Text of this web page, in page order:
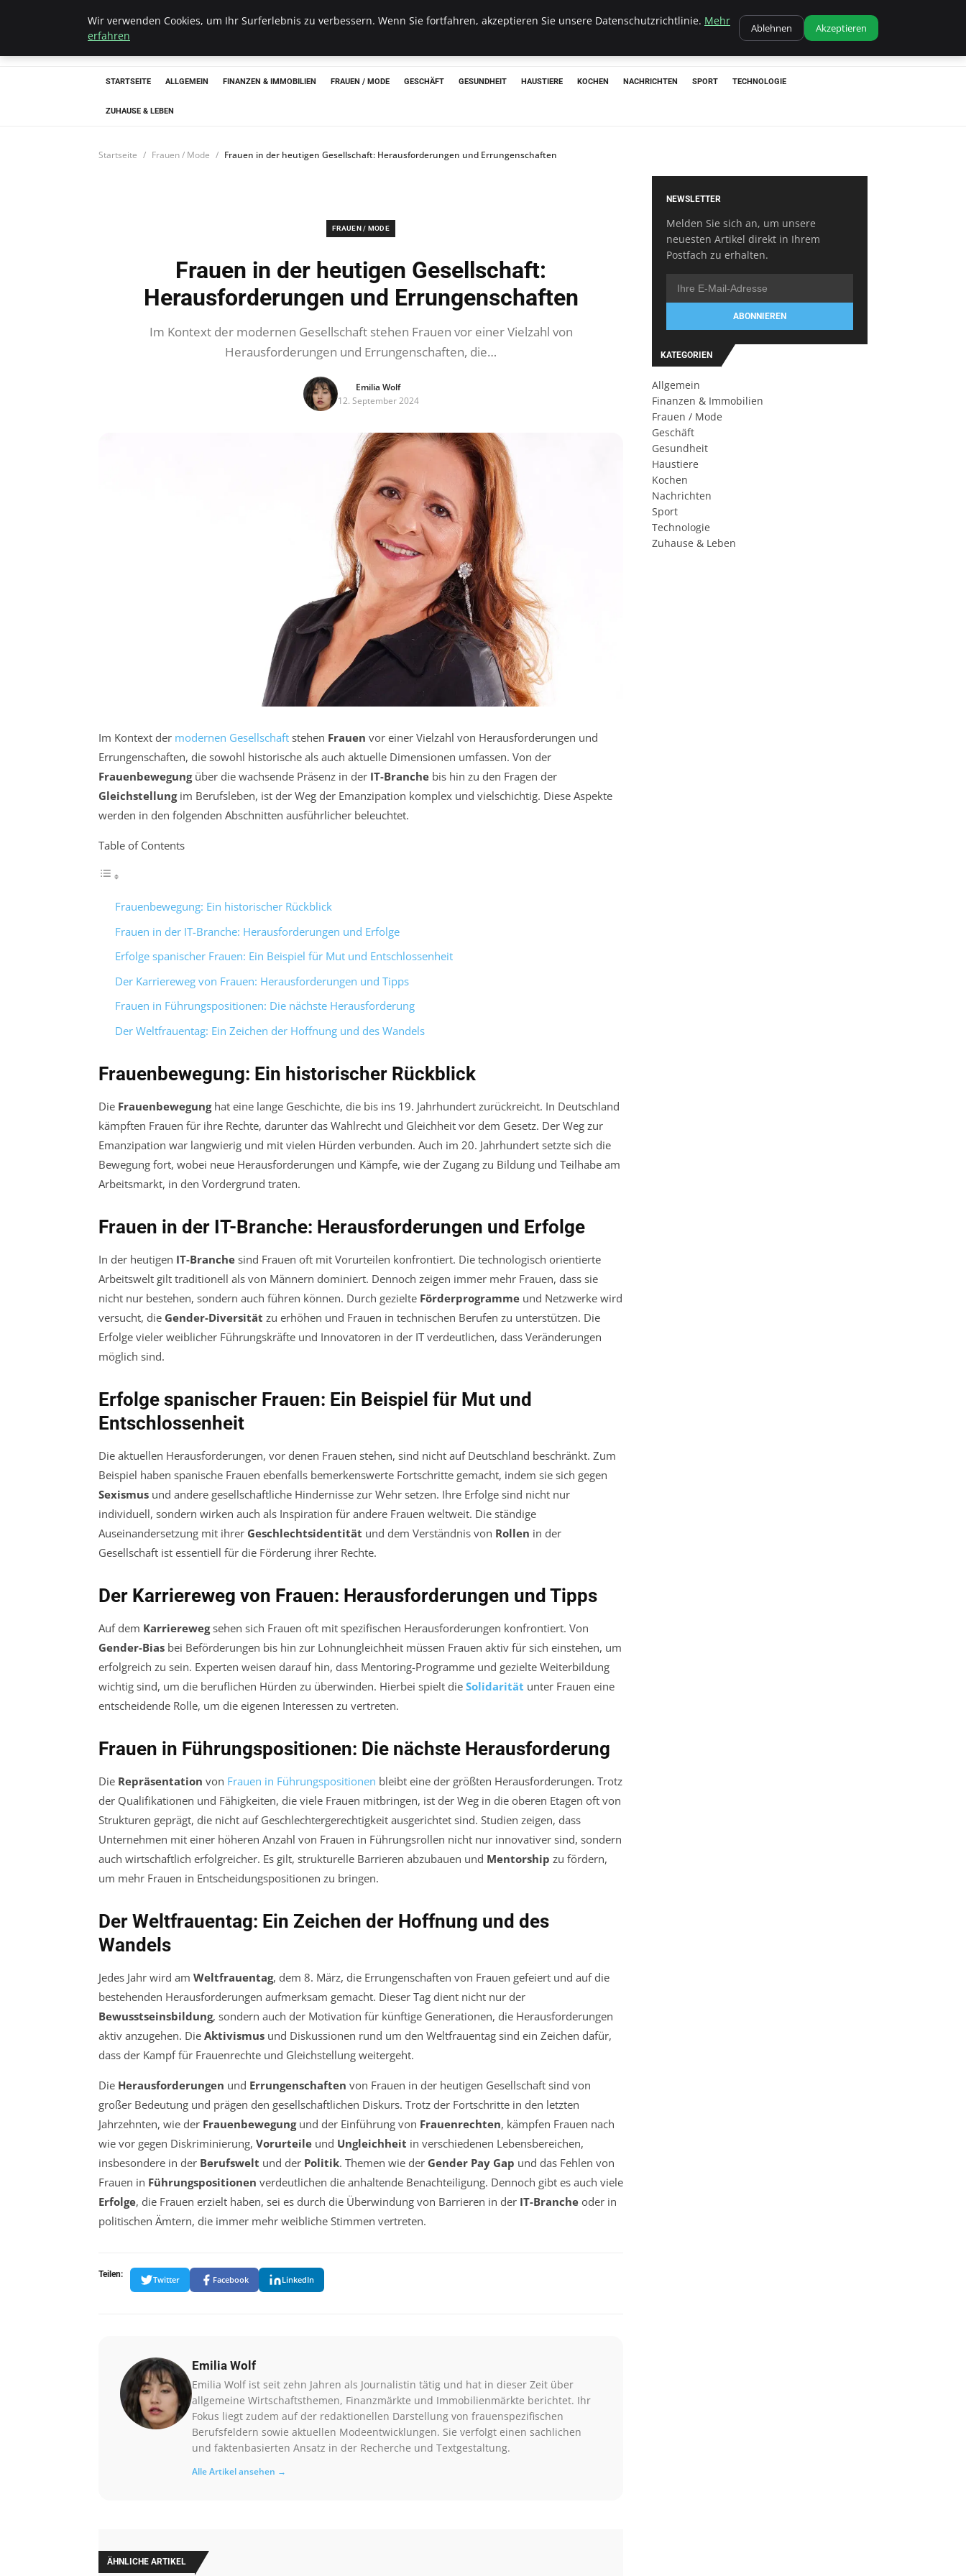
Bistro Grammophon
STARTSEITE ALLGEMEIN FINANZEN & IMMOBILIEN FRAUEN / MODE GESCHÄFT GESUNDHEIT HAUSTIERE KOCHEN NACHRICHTEN SPORT TECHNOLOGIE
ZUHAUSE & LEBEN
Startseite Frauen / Mode Frauen in der heutigen Gesellschaft: Herausforderungen und Errungenschaften
FRAUEN / MODE
Frauen in der heutigen Gesellschaft:
Herausforderungen und Errungenschaften
Im Kontext der modernen Gesellschaft stehen Frauen vor einer Vielzahl von
Herausforderungen und Errungenschaften, die…
Emilia Wolf
12. September 2024
Im Kontext der modernen Gesellschaft stehen Frauen vor einer Vielzahl von Herausforderungen und
Errungenschaften, die sowohl historische als auch aktuelle Dimensionen umfassen. Von der
Frauenbewegungüber die wachsende Präsenz in der IT-Branche bis hin zu den Fragen der
Gleichstellungim Berufsleben, ist der Weg der Emanzipation komplex und vielschichtig. Diese Aspekte
werden in den folgenden Abschnitten ausführlicher beleuchtet.
Table of Contents
Frauenbewegung: Ein historischer Rückblick
Frauen in der IT-Branche: Herausforderungen und Erfolge
Erfolge spanischer Frauen: Ein Beispiel für Mut und Entschlossenheit
Der Karriereweg von Frauen: Herausforderungen und Tipps
Frauen in Führungspositionen: Die nächste Herausforderung
Der Weltfrauentag: Ein Zeichen der Hoffnung und des Wandels
Frauenbewegung: Ein historischer Rückblick
Die Frauenbewegunghat eine lange Geschichte, die bis ins 19. Jahrhundert zurückreicht. In Deutschland
kämpften Frauen für ihre Rechte, darunter das Wahlrecht und Gleichheit vor dem Gesetz. Der Weg zur
Emanzipation war langwierig und mit vielen Hürden verbunden. Auch im 20. Jahrhundert setzte sich die
Bewegung fort, wobei neue Herausforderungen und Kämpfe, wie der Zugang zu Bildung und Teilhabe am
Arbeitsmarkt, in den Vordergrund traten.
Frauen in der IT-Branche: Herausforderungen und Erfolge
In der heutigen IT-Branche sind Frauen oft mit Vorurteilen konfrontiert. Die technologisch orientierte
Arbeitswelt gilt traditionell als von Männern dominiert. Dennoch zeigen immer mehr Frauen, dass sie
nicht nur bestehen, sondern auch führen können. Durch gezielte Förderprogramme und Netzwerke wird
versucht, die Gender-Diversität zu erhöhen und Frauen in technischen Berufen zu unterstützen. Die
Erfolge vieler weiblicher Führungskräfte und Innovatoren in der IT verdeutlichen, dass Veränderungen
möglich sind.
Erfolge spanischer Frauen: Ein Beispiel für Mut und
Entschlossenheit
Die aktuellen Herausforderungen, vor denen Frauen stehen, sind nicht auf Deutschland beschränkt. Zum
Beispiel haben spanische Frauen ebenfalls bemerkenswerte Fortschritte gemacht, indem sie sich gegen
Sexismus und andere gesellschaftliche Hindernisse zur Wehr setzen. Ihre Erfolge sind nicht nur
individuell, sondern wirken auch als Inspiration für andere Frauen weltweit. Die ständige
Auseinandersetzung mit ihrer Geschlechtsidentität und dem Verständnis von Rollen in der
Gesellschaft ist essentiell für die Förderung ihrer Rechte.
Der Karriereweg von Frauen: Herausforderungen und Tipps
Auf dem Karrierewegsehen sich Frauen oft mit spezifischen Herausforderungen konfrontiert. Von
Gender-Bias bei Beförderungen bis hin zur Lohnungleichheit müssen Frauen aktiv für sich einstehen, um
erfolgreich zu sein. Experten weisen darauf hin, dass Mentoring-Programme und gezielte Weiterbildung
wichtig sind, um die beruflichen Hürden zu überwinden. Hierbei spielt die Solidarität unter Frauen eine
entscheidende Rolle, um die eigenen Interessen zu vertreten.
Frauen in Führungspositionen: Die nächste Herausforderung
Die Repräsentation von Frauen in Führungspositionen bleibt eine der größten Herausforderungen. Trotz
der Qualifikationen und Fähigkeiten, die viele Frauen mitbringen, ist der Weg in die oberen Etagen oft von
Strukturen geprägt, die nicht auf Geschlechtergerechtigkeit ausgerichtet sind. Studien zeigen, dass
Unternehmen mit einer höheren Anzahl von Frauen in Führungsrollen nicht nur innovativer sind, sondern
auch wirtschaftlich erfolgreicher. Es gilt, strukturelle Barrieren abzubauen und Mentorship zu fördern,
um mehr Frauen in Entscheidungspositionen zu bringen.
Der Weltfrauentag: Ein Zeichen der Hoffnung und des
Wandels
Jedes Jahr wird am Weltfrauentag, dem 8. März, die Errungenschaften von Frauen gefeiert und auf die
bestehenden Herausforderungen aufmerksam gemacht. Dieser Tag dient nicht nur der
Bewusstseinsbildung, sondern auch der Motivation für künftige Generationen, die Herausforderungen
aktiv anzugehen. Die Aktivismus und Diskussionen rund um den Weltfrauentag sind ein Zeichen dafür,
dass der Kampf für Frauenrechte und Gleichstellung weitergeht.
Die Herausforderungen und Errungenschaften von Frauen in der heutigen Gesellschaft sind von
großer Bedeutung und prägen den gesellschaftlichen Diskurs. Trotz der Fortschritte in den letzten
Jahrzehnten, wie der Frauenbewegungund der Einführung von Frauenrechten, kämpfen Frauen nach
wie vor gegen Diskriminierung, Vorurteile und Ungleichheit in verschiedenen Lebensbereichen,
insbesondere in der Berufswelt und der Politik. Themen wie der Gender Pay Gap und das Fehlen von
Frauen in Führungspositionen verdeutlichen die anhaltende Benachteiligung. Dennoch gibt es auch viele
Erfolge, die Frauen erzielt haben, sei es durch die Überwindung von Barrieren in der IT-Branche oder in
politischen Ämtern, die immer mehr weibliche Stimmen vertreten.
Teilen:
Twitter Facebook LinkedIn
Emilia Wolf
Emilia Wolf ist seit zehn Jahren als Journalistin tätig und hat in dieser Zeit über
allgemeine Wirtschaftsthemen, Finanzmärkte und Immobilienmärkte berichtet. Ihr
Fokus liegt zudem auf der redaktionellen Darstellung von frauenspezifischen
Berufsfeldern sowie aktuellen Modeentwicklungen. Sie verfolgt einen sachlichen
und faktenbasierten Ansatz in der Recherche und Textgestaltung.
Alle Artikel ansehen →
ÄHNLICHE ARTIKEL
NEWSLETTER
Melden Sie sich an, um unsere
neuesten Artikel direkt in Ihrem
Postfach zu erhalten.
ABONNIEREN
KATEGORIEN
Allgemein
Finanzen & Immobilien
Frauen / Mode
Geschäft
Gesundheit
Haustiere
Kochen
Nachrichten
Sport
Technologie
Zuhause & Leben
Wir verwenden Cookies, um Ihr Surferlebnis zu verbessern. Wenn Sie fortfahren, akzeptieren Sie unsere Datenschutzrichtlinie. Mehr
erfahren
Ablehnen Akzeptieren